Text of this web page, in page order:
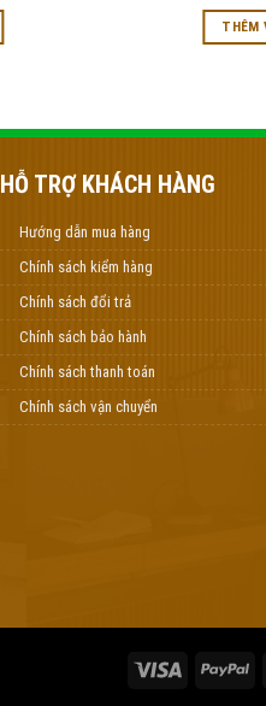
THÊM
HỖ TRỢ KHÁCH HÀNG
Hướng dẫn mua hàng
Chính sách kiểm hàng
Chính sách đổi trả
Chính sách bảo hành
Chính sách thanh toán
Chính sách vận chuyển